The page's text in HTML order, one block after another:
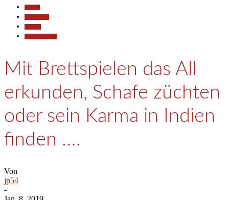
Mit Brettspielen das All
erkunden, Schafe züchten
oder sein Karma in Indien
finden ….
Von
jp54
-